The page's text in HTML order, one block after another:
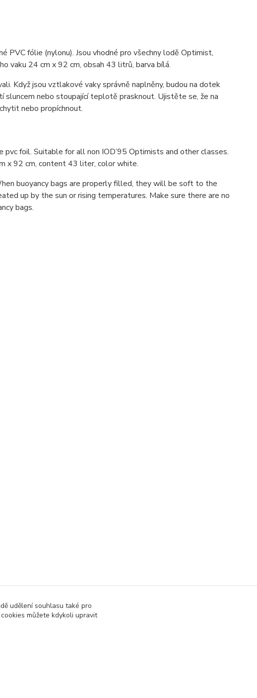
PVC fólie (nylonu). Jsou vhodné pro všechny lodě Optimist,
vaku 24 cm x 92 cm, obsah 43 litrů, barva bílá.
Když jsou vztlakové vaky správně naplněny, budou na dotek
nebo stoupající teplotě prasknout. Ujistěte se, že na
nebo propíchnout.
foil. Suitable for all non IOD’95 Optimists and other classes.
x 92 cm, content 43 liter, color white.
buoyancy bags are properly filled, they will be soft to the
up by the sun or rising temperatures. Make sure there are no
bags.
udělení souhlasu také pro
můžete kdykoli upravit